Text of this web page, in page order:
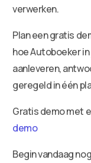
verwerken.
Plan een gratis
hoe Autoboeker
aanleveren,
geregeld in één
Gratis demo met
demo
Begin vandaag